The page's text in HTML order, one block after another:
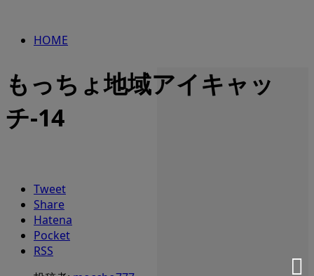
HOME
もっちょ地域アイキャッ
チ-14
Tweet
Share
Hatena
Pocket
RSS